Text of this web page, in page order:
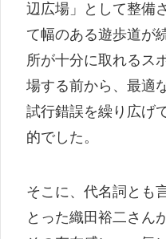
辺広場」として整備
て幅のある遊歩道が
所が十分に取れるス
場する前から、最適
試行錯誤を繰り広げ
的でした。
そこに、代名詞とも
とった織田裕二さん